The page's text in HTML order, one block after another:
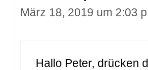
März 18, 2019 um 2:03
Hallo Peter, drücken